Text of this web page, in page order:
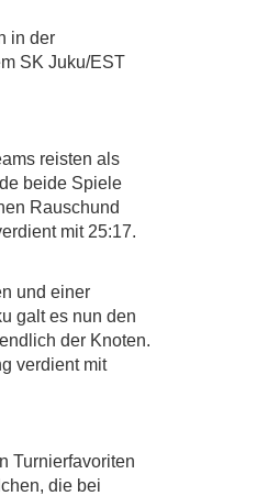
in der
SK Juku/EST
reisten als
beide Spiele
Rauschund
mit 25:17.
und einer
galt es nun den
der Knoten.
verdient mit
Turnierfavoriten
die bei